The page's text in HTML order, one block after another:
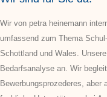
Wir von petra heinemann
umfassend zum Thema
Schottland und Wales.
Bedarfsanalyse an. Wir
Bewerbungsprozederes, aber